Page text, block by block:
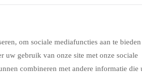
om sociale mediafuncties aan te bieden
uw gebruik van onze site met onze sociale
combineren met andere informatie die